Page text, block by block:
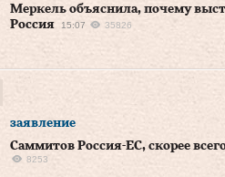
Меркель объяснила, почему
Россия
15:07 35826
заявление
Саммитов Россия-ЕС, скорее
8253